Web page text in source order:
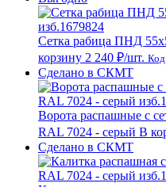
Сетка рабица ПНД
корзину 2 240 ₽/шт.
Сделано в СКМТ
Ворота распашные с
RAL 7024 - серый В
Сделано в СКМТ